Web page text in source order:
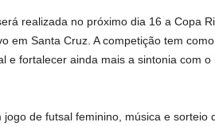
realizada no próximo dia 16 a Copa
em Santa Cruz. A competição tem
e fortalecer ainda mais a sintonia com o
de futsal feminino, música e sorteio